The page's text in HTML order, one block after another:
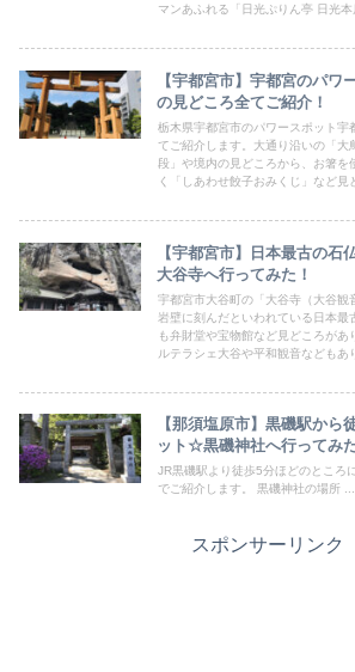
マンあふれる「日光ぷりん亭 日光本
【宇都宮市】宇都宮のパ
の見どころ全てご紹介！
栃木県宇都宮市のパワースポット宇
てご紹介します。大通り沿いの「大
段」や境内の見どころから、お箸を
く「しあわせ餃子おみくじ」など見
【宇都宮市】日本最古の石
大谷寺へ行ってみた！
宇都宮市大谷町の「大谷寺（大谷観
岩壁に刻んだといわれている日本最
も弁財堂や宝物館など見どころが
ルテラシェ大谷や平和観音などもあ
【那須塩原市】黒磯駅から
ット☆黒磯神社へ行ってみ
JR黒磯駅より徒歩5分ほどのところ
でご紹介します。 黒磯神社の場所 ...
スポンサーリンク